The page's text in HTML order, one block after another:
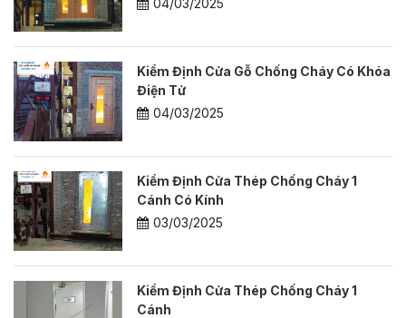
Kiểm Định Cửa Gỗ Chống Cháy Có Khóa
Điện Tử
04/03/2025
Kiểm Định Cửa Thép Chống Cháy 1
Cánh Có Kính
03/03/2025
Kiểm Định Cửa Thép Chống Cháy 1
Cánh